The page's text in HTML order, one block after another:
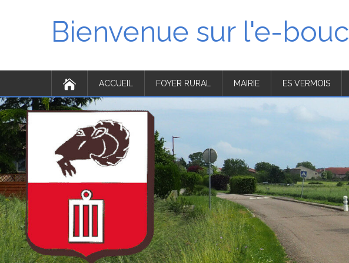
Bienvenue sur l'e-bouc
ACCUEIL FOYER RURAL MAIRIE ES VERMOIS